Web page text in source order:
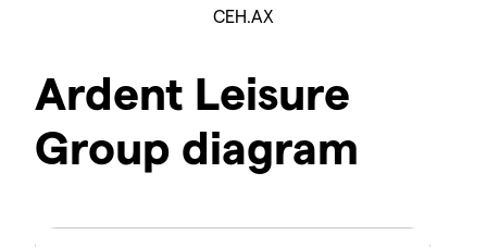
CEH.AX
Ardent Leisure
Group diagram